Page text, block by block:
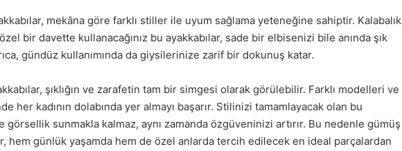
mekâna göre farklı stiller ile uyum sağlama yeteneğine sahiptir. Kalabalık
bir davette kullanacağınız bu ayakkabılar, sade bir elbisenizi bile anında şık
gündüz kullanımında da giysilerinize zarif bir dokunuş katar.
şıklığın ve zarafetin tam bir simgesi olarak görülebilir. Farklı modelleri ve
her kadının dolabında yer almayı başarır. Stilinizi tamamlayacak olan bu
görsellik sunmakla kalmaz, aynı zamanda özgüveninizi artırır. Bu nedenle gümüş
hem günlük yaşamda hem de özel anlarda tercih edilecek en ideal parçalardan